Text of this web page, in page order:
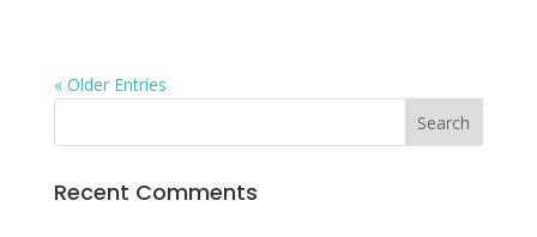
« Older Entries
Recent Comments